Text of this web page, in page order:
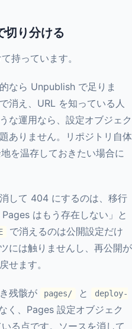
切り分ける
持っています。
なら Unpublish で足りま
消え、URL を知っている人
な運用なら、設定オブジェク
ありません。リポジトリ自体
を温存しておきたい場合に
して 404 にするのは、移行
はもう存在しない」と
で消えるのは公開設定だけ
には触りませんし、再公開が
せます。
残骸が pages/ と
deploy-
く、Pages 設定オブジェク
る点です。ソースを消して